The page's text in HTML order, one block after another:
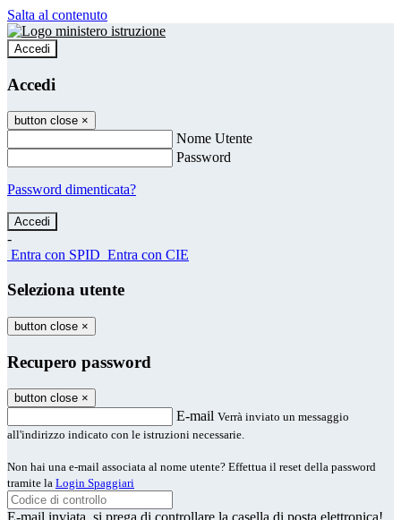
Salta al contenuto
Accedi
Accedi
button close ×
Nome Utente
Password
Password dimenticata?
-
Entra con SPID Entra con CIE
Seleziona utente
button close ×
Recupero password
button close ×
E-mail Verrà inviato un messaggio
all'indirizzo indicato con le istruzioni necessarie.
Non hai una e-mail associata al nome utente? Effettua il reset della password
tramite la Login Spaggiari